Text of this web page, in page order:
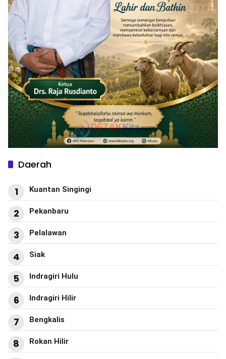
Daerah
1 Kuantan Singingi
2 Pekanbaru
3 Pelalawan
4 Siak
5 Indragiri Hulu
6 Indragiri Hilir
7 Bengkalis
8 Rokan Hilir